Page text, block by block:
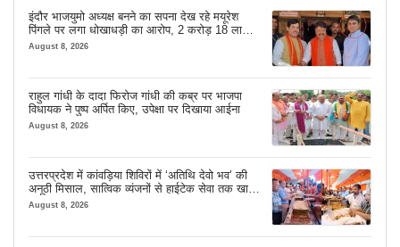
इंदौर भाजयुमो अध्यक्ष बनने का सपना देख रहे मयूरेश
पिंगले पर लगा धोखाधड़ी का आरोप, 2 करोड़ 18 लाख
लेने के बाद भी नहीं दिया जमीन का कब्जा
August 8, 2026
राहुल गांधी के दादा फिरोज गांधी की कब्र पर भाजपा
विधायक ने पुष्प अर्पित किए, उपेक्षा पर दिखाया आईना
August 8, 2026
उत्तरप्रदेश में कांवड़िया शिविरों में ‘अतिथि देवो भव’ की
अनूठी मिसाल, सात्विक व्यंजनों से हाईटेक सेवा तक खास
इंतजाम
August 8, 2026